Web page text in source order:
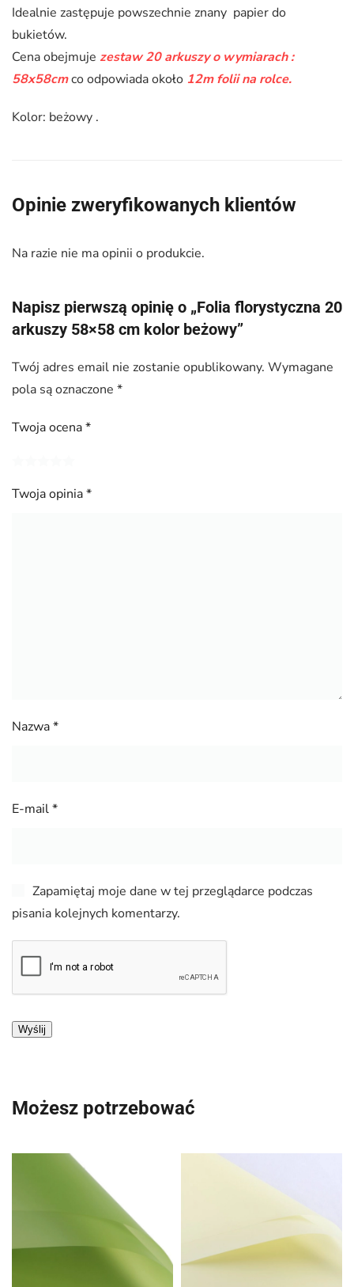
Idealnie zastępuje powszechnie znany papier do
bukietów.
Cena obejmuje zestaw 20 arkuszy o wymiarach :
58x58cmco odpowiada około 12m folii na rolce.
Kolor: beżowy .
Opinie zweryfikowanych klientów
Na razie nie ma opinii o produkcie.
Napisz pierwszą opinię o „Folia florystyczna 20
arkuszy 58×58 cm kolor beżowy”
Twój adres email nie zostanie opublikowany. Wymagane
pola są oznaczone *
Twoja ocena*
Twoja opinia*
Nazwa*
E-mail*
Zapamiętaj moje dane w tej przeglądarce podczas
pisania kolejnych komentarzy.
Możesz potrzebować